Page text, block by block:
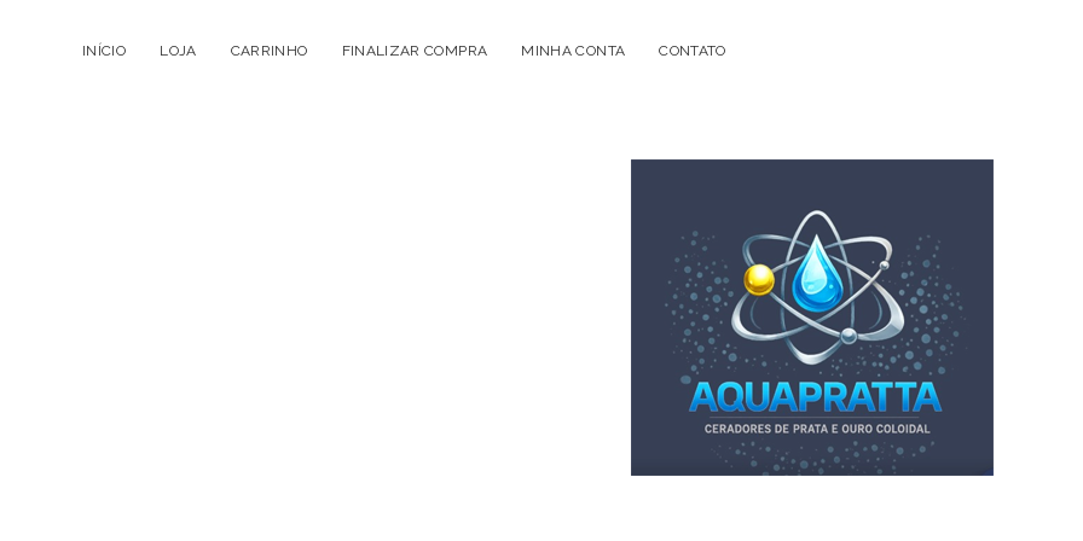
INÍCIO LOJA CARRINHO FINALIZAR COMPRA MINHA CONTA CONTATO
Acqua
Prata